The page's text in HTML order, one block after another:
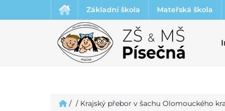
Základní škola Mateřská škola
/ / Krajský přebor v šachu Olomouckého